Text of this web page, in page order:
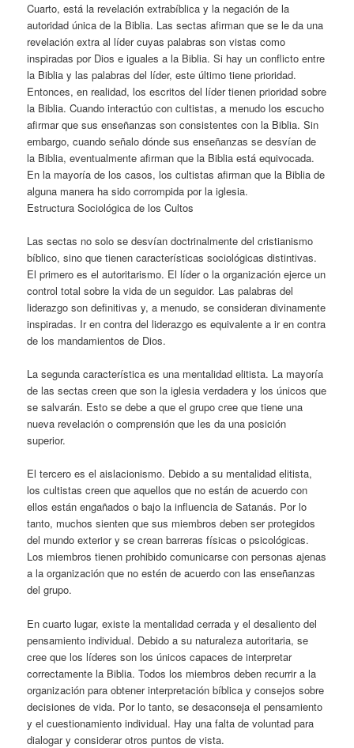
Cuarto, está la revelación extrabíblica y la negación de la
autoridad única de la Biblia. Las sectas afirman que se le da una
revelación extra al líder cuyas palabras son vistas como
inspiradas por Dios e iguales a la Biblia. Si hay un conflicto entre
la Biblia y las palabras del líder, este último tiene prioridad.
Entonces, en realidad, los escritos del líder tienen prioridad sobre
la Biblia. Cuando interactúo con cultistas, a menudo los escucho
afirmar que sus enseñanzas son consistentes con la Biblia. Sin
embargo, cuando señalo dónde sus enseñanzas se desvían de
la Biblia, eventualmente afirman que la Biblia está equivocada.
En la mayoría de los casos, los cultistas afirman que la Biblia de
alguna manera ha sido corrompida por la iglesia.
Estructura Sociológica de los Cultos
Las sectas no solo se desvían doctrinalmente del cristianismo
bíblico, sino que tienen características sociológicas distintivas.
El primero es el autoritarismo. El líder o la organización ejerce un
control total sobre la vida de un seguidor. Las palabras del
liderazgo son definitivas y, a menudo, se consideran divinamente
inspiradas. Ir en contra del liderazgo es equivalente a ir en contra
de los mandamientos de Dios.
La segunda característica es una mentalidad elitista. La mayoría
de las sectas creen que son la iglesia verdadera y los únicos que
se salvarán. Esto se debe a que el grupo cree que tiene una
nueva revelación o comprensión que les da una posición
superior.
El tercero es el aislacionismo. Debido a su mentalidad elitista,
los cultistas creen que aquellos que no están de acuerdo con
ellos están engañados o bajo la influencia de Satanás. Por lo
tanto, muchos sienten que sus miembros deben ser protegidos
del mundo exterior y se crean barreras físicas o psicológicas.
Los miembros tienen prohibido comunicarse con personas ajenas
a la organización que no estén de acuerdo con las enseñanzas
del grupo.
En cuarto lugar, existe la mentalidad cerrada y el desaliento del
pensamiento individual. Debido a su naturaleza autoritaria, se
cree que los líderes son los únicos capaces de interpretar
correctamente la Biblia. Todos los miembros deben recurrir a la
organización para obtener interpretación bíblica y consejos sobre
decisiones de vida. Por lo tanto, se desaconseja el pensamiento
y el cuestionamiento individual. Hay una falta de voluntad para
dialogar y considerar otros puntos de vista.